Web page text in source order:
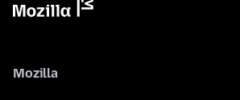
Mozilla